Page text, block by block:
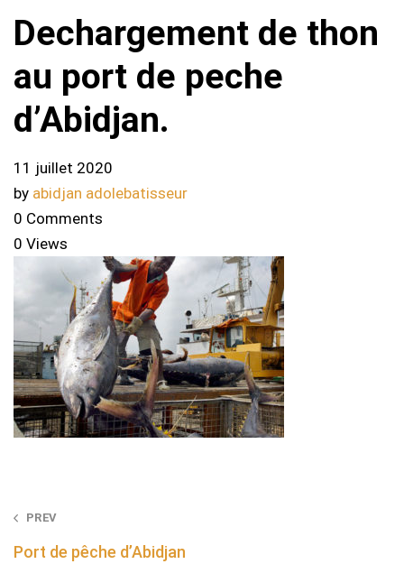
Dechargement de thon
au port de peche
d’Abidjan.
11 juillet 2020
by abidjan adolebatisseur
0 Comments
0 Views
Post
navigation
PREV
Port de pêche d’Abidjan